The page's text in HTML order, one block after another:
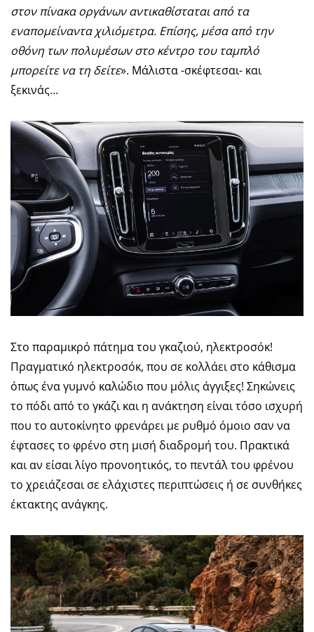
στον πίνακα οργάνων αντικαθίσταται από τα
εναπομείναντα χιλιόμετρα. Επίσης, μέσα από την
οθόνη των πολυμέσων στο κέντρο του ταμπλό
μπορείτε να τη δείτε». Μάλιστα -σκέφτεσαι- και
ξεκινάς…
Στο παραμικρό πάτημα του γκαζιού, ηλεκτροσόκ!
Πραγματικό ηλεκτροσόκ, που σε κολλάει στο κάθισμα
όπως ένα γυμνό καλώδιο που μόλις άγγιξες! Σηκώνεις
το πόδι από το γκάζι και η ανάκτηση είναι τόσο ισχυρή
που το αυτοκίνητο φρενάρει με ρυθμό όμοιο σαν να
έφτασες το φρένο στη μισή διαδρομή του. Πρακτικά
και αν είσαι λίγο προνοητικός, το πεντάλ του φρένου
το χρειάζεσαι σε ελάχιστες περιπτώσεις ή σε συνθήκες
έκτακτης ανάγκης.